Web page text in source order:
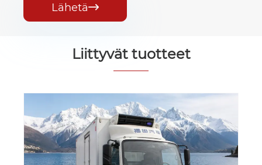
Lähetä
Liittyvät tuotteet
3 tonnin kylmäkuorma-auto, jossa on
kylmäketjukuljetus
Katso lisää >>